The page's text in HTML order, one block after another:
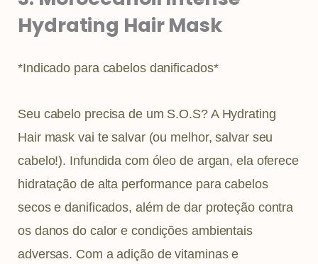
Hydrating Hair Mask
*Indicado para cabelos danificados*
Seu cabelo precisa de um S.O.S? A Hydrating
Hair mask vai te salvar (ou melhor, salvar seu
cabelo!). Infundida com óleo de argan, ela oferece
hidratação de alta performance para cabelos
secos e danificados, além de dar proteção contra
os danos do calor e condições ambientais
adversas. Com a adição de vitaminas e